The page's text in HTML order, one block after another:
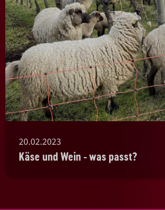
20.02.2023
Käse und Wein - was passt?